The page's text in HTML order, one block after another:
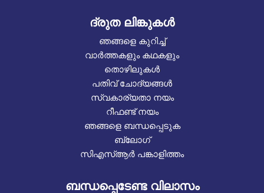
ദ്രുത ലിങ്കുകൾ
ഞങ്ങളെ കുറിച്ച്
വാർത്തകളും കഥകളും
തൊഴിലുകൾ
പതിവ് ചോദ്യങ്ങൾ
സ്വകാര്യതാ നയം
റീഫണ്ട് നയം
ഞങ്ങളെ ബന്ധപ്പെടുക
ബ്ലോഗ്
സിഎസ്ആർ പങ്കാളിത്തം
ബന്ധപ്പെടേണ്ട വിലാസം